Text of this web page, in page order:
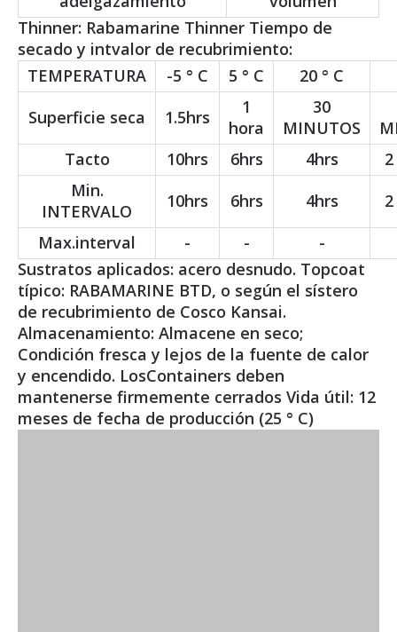
Thinner: Rabamarine Thinner Tiempo de
secado y intvalor de recubrimiento:
TEMPERATURA
-5 ° C 5 ° C 20 ° C
Superficie seca
1.5hrs
1
hora
30
MINUTOS
Tacto
10hrs 6hrs 4hrs
Min.
INTERVALO
10hrs 6hrs 4hrs
Max.interval
- -
-
Sustratos aplicados: acero desnudo. Topcoat
típico: RABAMARINE BTD, o según el sístero
de recubrimiento de Cosco Kansai.
Almacenamiento: Almacene en seco;
Condición fresca y lejos de la fuente de calor
y encendido. LosContainers deben
mantenerse firmemente cerrados Vida útil: 12
meses de fecha de producción (25 ° C)